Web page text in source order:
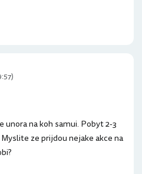
na koh samui. Pobyt 2-3
ze prijdou nejake akce na